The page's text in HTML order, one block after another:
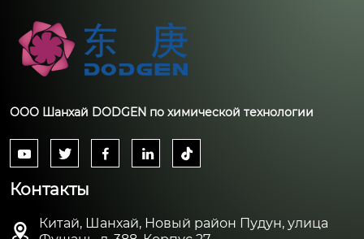
ООО Шанхай DODGEN по химической технологии
    
Контакты

Китай, Шанхай, Новый район Пудун, улица